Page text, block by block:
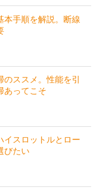
本手順を解説。断線
ススメ。性能を引
あってこそ
イスロットルとロー
びたい